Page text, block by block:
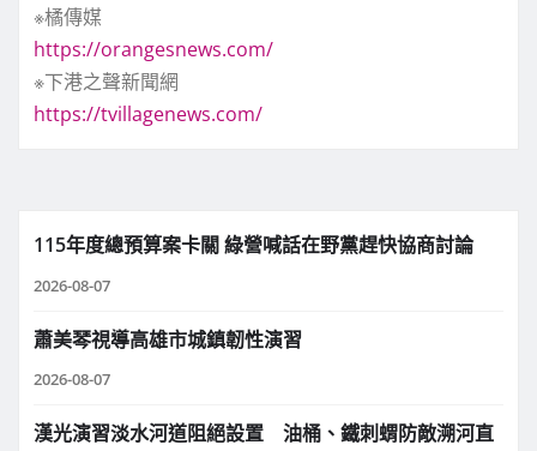
※橘傳媒
https://orangesnews.com/
※下港之聲新聞網
https://tvillagenews.com/
115年度總預算案卡關 綠營喊話在野黨趕快協商討論
2026-08-07
蕭美琴視導高雄市城鎮韌性演習
2026-08-07
漢光演習淡水河道阻絕設置 油桶、鐵刺蝟防敵溯河直